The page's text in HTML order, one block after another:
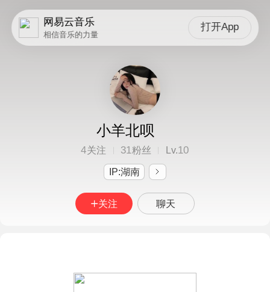
网易云音乐
相信音乐的力量
打开App
小羊北呗
4关注 31粉丝 Lv.10
IP:湖南
关注 聊天